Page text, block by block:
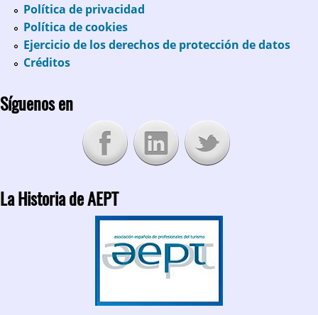
Política de privacidad
Política de cookies
Ejercicio de los derechos de protección de datos
Créditos
Síguenos en
La Historia de AEPT